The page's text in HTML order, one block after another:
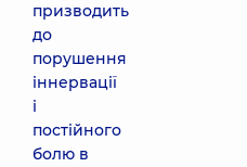
призводить
до
порушення
іннервації
і
постійного
болю в